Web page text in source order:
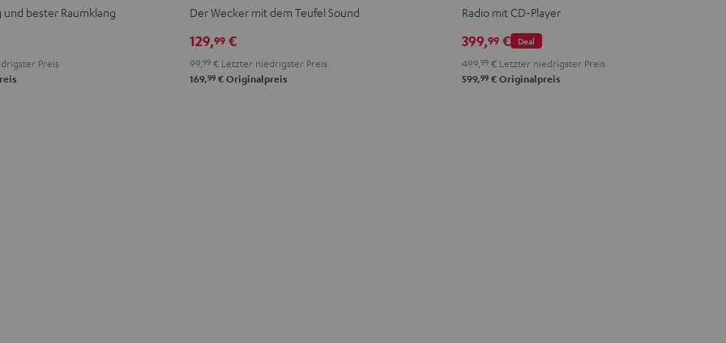
und bester Raumklang
Preis
Black Light
Der Wecker mit dem Teufel Sound
129,99 €
99, 99 € Letzter niedrigster Preis
169,99 € Originalpreis
Radio mit CD-Player
Deal
399,99 €
499, 99 € Letzter niedrigster Preis
599,99 € Originalpreis